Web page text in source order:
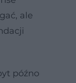
ale
późno